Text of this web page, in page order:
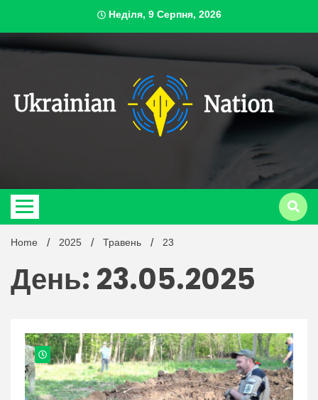
content
Неділя, 9 Серпня, 2026
Home 2025 Травень 23
День: 23.05.2025